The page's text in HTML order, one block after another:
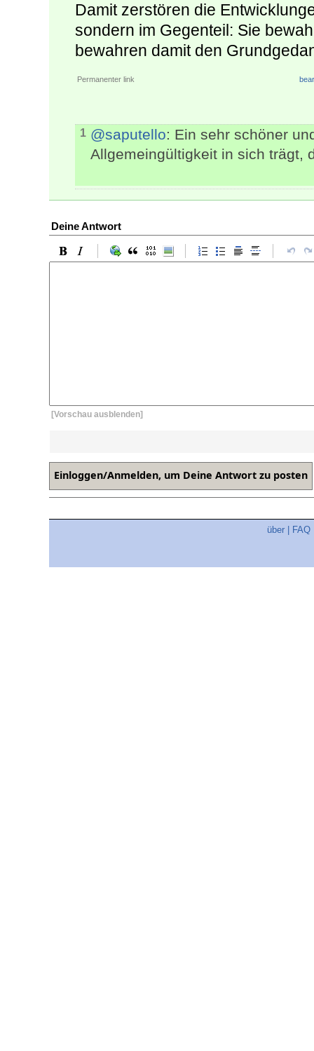
Damit zerstören die
sondern im Gegenteil: Sie
bewahren damit den
Permanenter link
1 @saputello: Ein sehr schöner
Allgemeingültigkeit in sich trägt,
Deine Antwort
[Vorschau ausblenden]
über FAQ